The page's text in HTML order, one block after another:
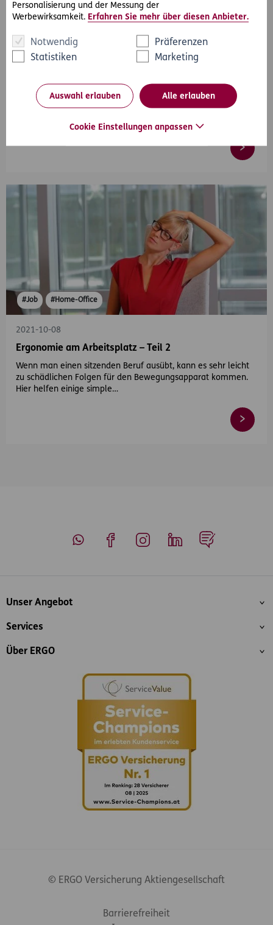
Personalisierung und der Messung der
Werbewirksamkeit. Erfahren Sie mehr über diesen Anbieter.
Notwendig
Präferenzen
Statistiken
Marketing
Auswahl erlauben Alle erlauben
Cookie Einstellungen anpassen
2021-10-01
ERGO gibt in einer dreiteiligen Serie Tipps für Ergonomie am
Arbeitsplatz, um das Wohlbefinden zu steigern und Schäden
#Job #Home-Office
2021-10-08
Ergonomie am Arbeitsplatz – Teil 2
Wenn man einen sitzenden Beruf ausübt, kann es sehr leicht
zu schädlichen Folgen für den Bewegungsapparat kommen.
Hier helfen einige simple…
Inhaltsübersicht
Unser Angebot
Services
Über ERGO
© ERGO Versicherung Aktiengesellschaft
Barrierefreiheit